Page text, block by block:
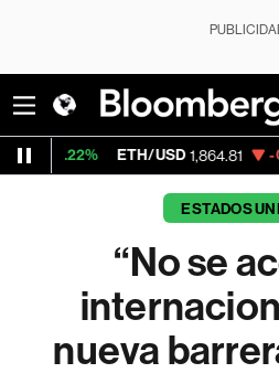
ETH/USD 1,864.81 -0.14% Visa
ESTADOS
“No se
nueva